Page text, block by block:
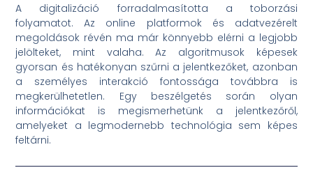
A digitalizáció forradalmasította a toborzási
folyamatot. Az online platformok és adatvezérelt
megoldások révén ma már könnyebb elérni a legjobb
jelölteket, mint valaha. Az algoritmusok képesek
gyorsan és hatékonyan szűrni a jelentkezőket, azonban
a személyes interakció fontossága továbbra is
megkerülhetetlen. Egy beszélgetés során olyan
információkat is megismerhetünk a jelentkezőről,
amelyeket a legmodernebb technológia sem képes
feltárni.